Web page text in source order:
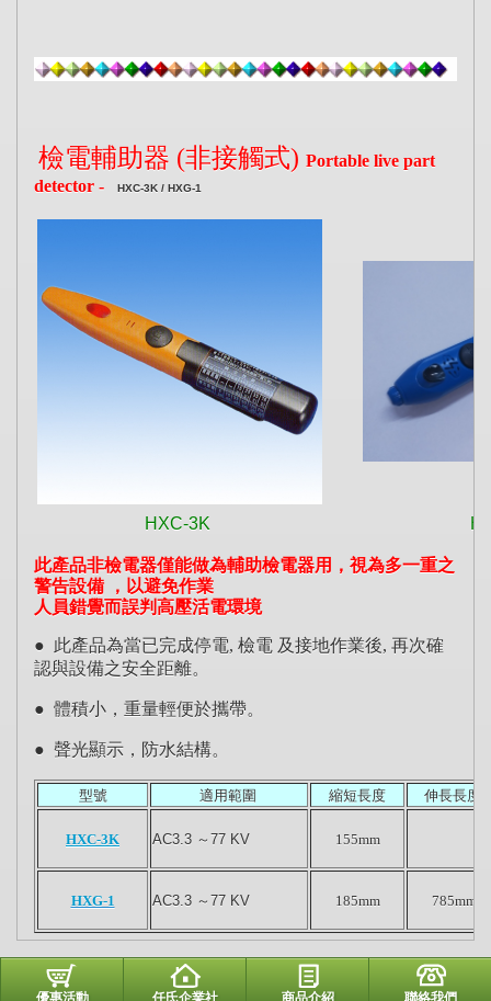
檢電輔助器 (非接觸式) Portable live part
detector -
HXC-3K / HXG-1
HXC-3K
此產品非檢電器僅能做為輔助檢電器用，視為多一重之
警告設備 ，以避免作業
人員錯覺而誤判高壓活電環境
● 此產品為當已完成停電, 檢電 及接地作業後, 再次確
認與設備之安全距離。
● 體積小，重量輕便於攜帶。
● 聲光顯示，防水結構。
型號 適用範圍 縮短長度 伸長長度
HXC-3K AC3.3 ～ 77 KV 155mm
HXG-1 AC3.3 ～ 77 KV 185mm 785mm
優惠活動 任氏企業社 商品介紹 聯絡我們